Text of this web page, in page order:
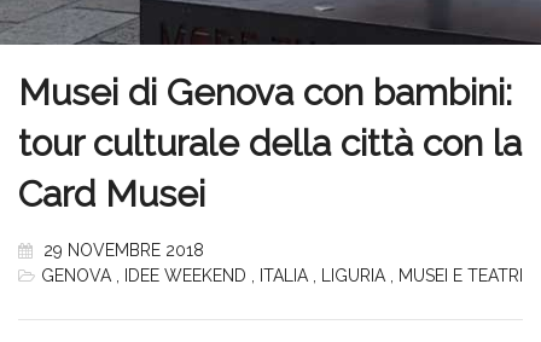
Musei di Genova con bambini:
tour culturale della città con la
Card Musei
29 NOVEMBRE 2018
GENOVA
IDEE WEEKEND ITALIA LIGURIA MUSEI E TEATRI